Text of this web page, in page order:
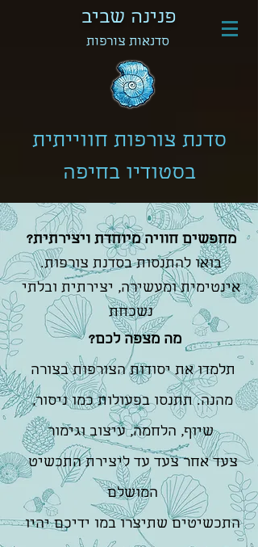
פנינה שביב
סדנאות צורפות
סדנת צורפות חווייתית
בסטודיו בחיפה
?מחפשים חוויה מיוחדת ויצירתית
.בואו להתנסות בסדנת צורפות
אינטימית ומעשירה, יצירתית ובלתי
נשכחת
?מה מצפה לכם
תלמדו את יסודות הצורפות בצורה
מהנה. תתנסו בפעולות כמו ניסור,
שיוף, הלחמה, עיצוב וגימור
צעד אחר צעד עד ליצירת התכשיט
המושלם
התכשיטים שתיצרו במו ידיכם יהיו